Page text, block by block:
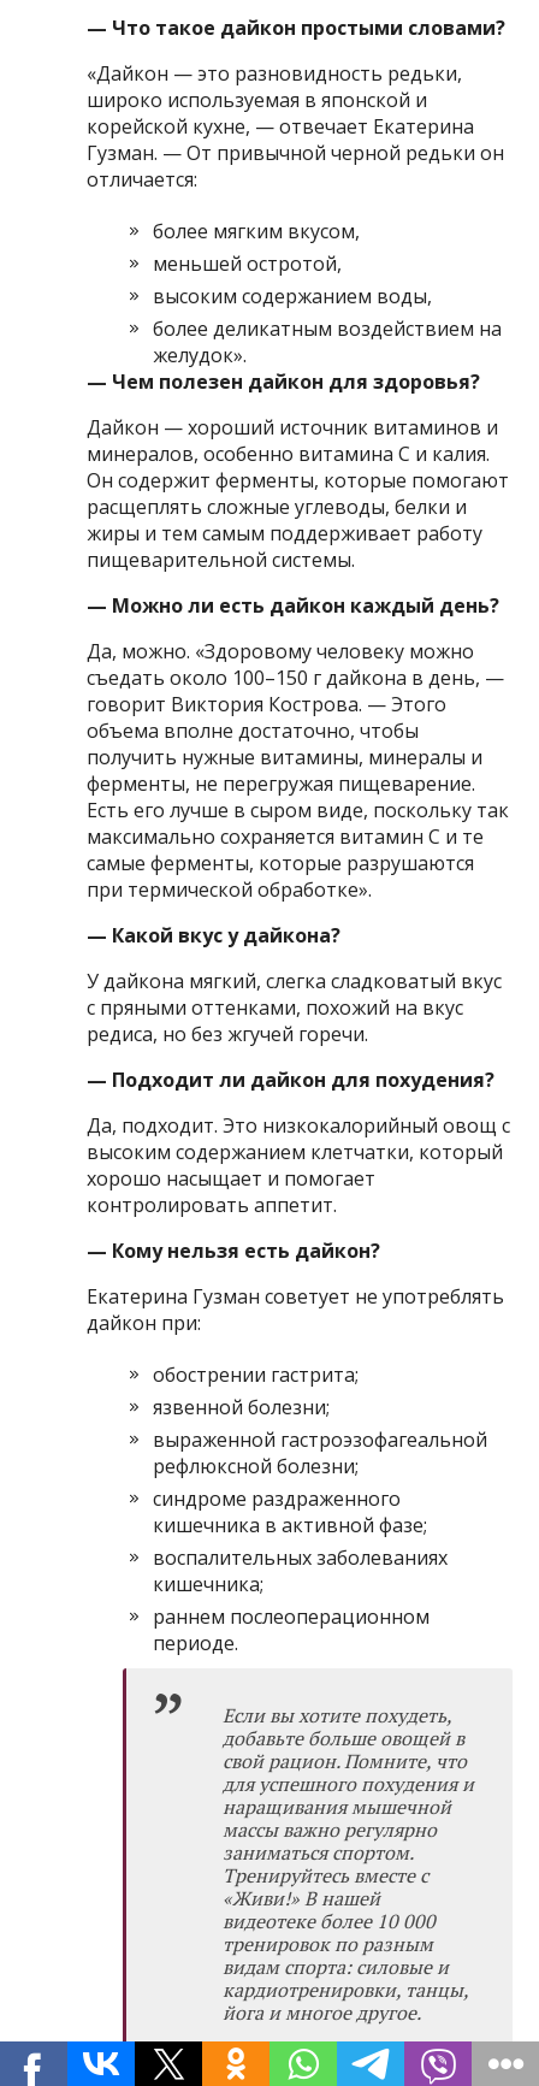
— Что такое дайкон простыми словами?
«Дайкон — это разновидность редьки,
широко используемая в японской и
корейской кухне, — отвечает Екатерина
Гузман. — От привычной черной редьки он
отличается:
более мягким вкусом,
меньшей остротой,
высоким содержанием воды,
более деликатным воздействием на
желудок».
— Чем полезен дайкон для здоровья?
Дайкон — хороший источник витаминов и
минералов, особенно витамина С и калия.
Он содержит ферменты, которые помогают
расщеплять сложные углеводы, белки и
жиры и тем самым поддерживает работу
пищеварительной системы.
— Можно ли есть дайкон каждый день?
Да, можно. «Здоровому человеку можно
съедать около 100–150 г дайкона в день, —
говорит Виктория Кострова. — Этого
объема вполне достаточно, чтобы
получить нужные витамины, минералы и
ферменты, не перегружая пищеварение.
Есть его лучше в сыром виде, поскольку так
максимально сохраняется витамин С и те
самые ферменты, которые разрушаются
при термической обработке».
— Какой вкус у дайкона?
У дайкона мягкий, слегка сладковатый вкус
с пряными оттенками, похожий на вкус
редиса, но без жгучей горечи.
— Подходит ли дайкон для похудения?
Да, подходит. Это низкокалорийный овощ с
высоким содержанием клетчатки, который
хорошо насыщает и помогает
контролировать аппетит.
— Кому нельзя есть дайкон?
Екатерина Гузман советует не употреблять
дайкон при:
обострении гастрита;
язвенной болезни;
выраженной гастроэзофагеальной
рефлюксной болезни;
синдроме раздраженного
кишечника в активной фазе;
воспалительных заболеваниях
кишечника;
раннем послеоперационном
периоде.
Если вы хотите похудеть,
добавьте больше овощей в
свой рацион. Помните, что
для успешного похудения и
наращивания мышечной
массы важно регулярно
заниматься спортом.
Тренируйтесь вместе с
«Живи!» В нашей
видеотекеболее 10 000
тренировок по разным
видам спорта: силовые и
кардиотренировки, танцы,
йога и многое другое.